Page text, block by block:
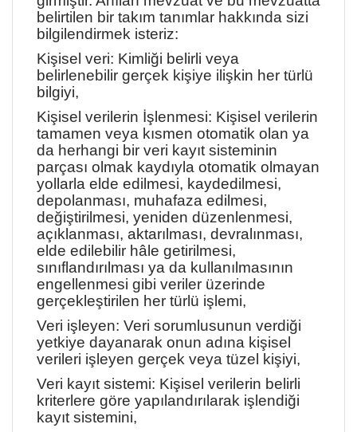
belirtilen bir takım tanımlar hakkında sizi
bilgilendirmek isteriz:
Kişisel veri: Kimliği belirli veya
belirlenebilir gerçek kişiye ilişkin her türlü
bilgiyi,
Kişisel verilerin İşlenmesi: Kişisel verilerin
tamamen veya kısmen otomatik olan ya
da herhangi bir veri kayıt sisteminin
parçası olmak kaydıyla otomatik olmayan
yollarla elde edilmesi, kaydedilmesi,
depolanması, muhafaza edilmesi,
değiştirilmesi, yeniden düzenlenmesi,
açıklanması, aktarılması, devralınması,
elde edilebilir hâle getirilmesi,
sınıflandırılması ya da kullanılmasının
engellenmesi gibi veriler üzerinde
gerçekleştirilen her türlü işlemi,
Veri işleyen: Veri sorumlusunun verdiği
yetkiye dayanarak onun adına kişisel
verileri işleyen gerçek veya tüzel kişiyi,
Veri kayıt sistemi: Kişisel verilerin belirli
kriterlere göre yapılandırılarak işlendiği
kayıt sistemini,